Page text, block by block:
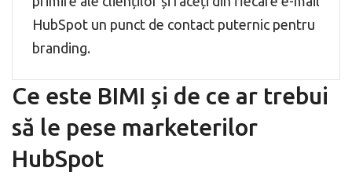
HubSpot un punct de contact puternic pentru
branding.
Ce este BIMI și de ce ar trebui
să le pese marketerilor
HubSpot